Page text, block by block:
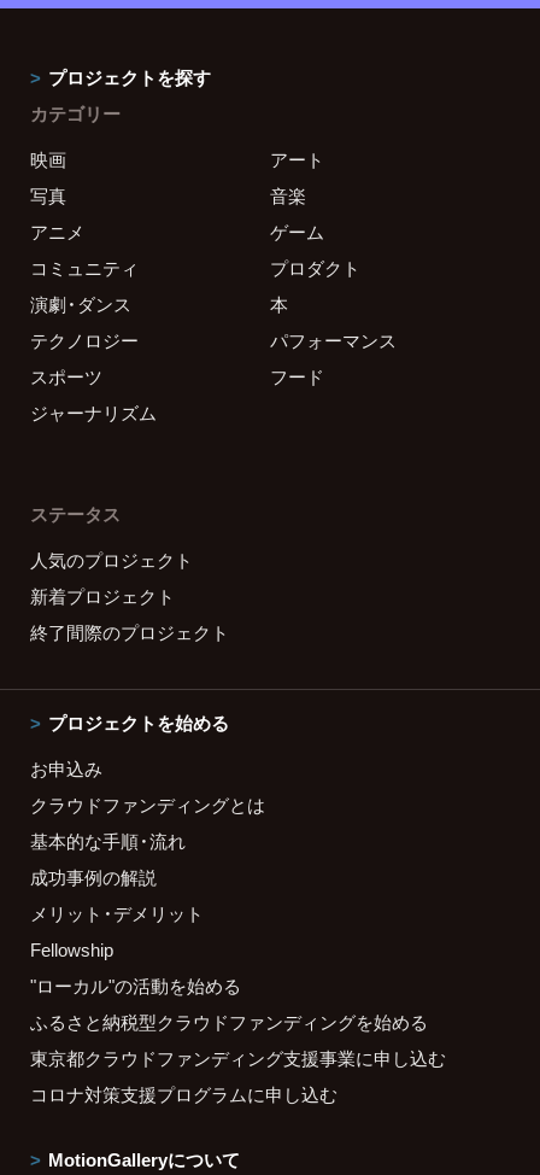
プロジェクトを探す
カテゴリー
映画
アート
写真
音楽
アニメ
ゲーム
コミュニティ
プロダクト
演劇・ダンス
本
テクノロジー
パフォーマンス
スポーツ
フード
ジャーナリズム
ステータス
人気のプロジェクト
新着プロジェクト
終了間際のプロジェクト
プロジェクトを始める
お申込み
クラウドファンディングとは
基本的な手順・流れ
成功事例の解説
メリット・デメリット
Fellowship
"ローカル"の活動を始める
ふるさと納税型クラウドファンディングを始める
東京都クラウドファンディング支援事業に申し込む
コロナ対策支援プログラムに申し込む
MotionGalleryについて